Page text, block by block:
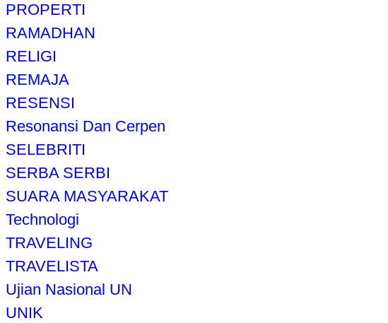
PROPERTI
RAMADHAN
RELIGI
REMAJA
RESENSI
Resonansi Dan Cerpen
SELEBRITI
SERBA SERBI
SUARA MASYARAKAT
Technologi
TRAVELING
TRAVELISTA
Ujian Nasional UN
UNIK